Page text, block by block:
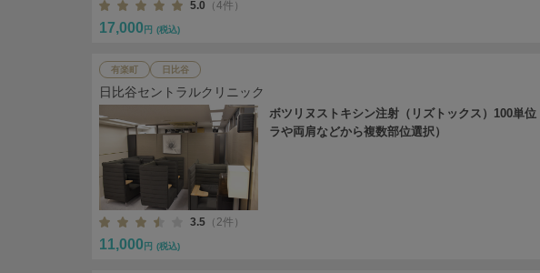
5.0 （4件）
17,000 円 (税込)
有楽町 日比谷
日比谷セントラルクリニック
ボツリヌストキシン注射（リズトックス）100単位
ラや両肩などから複数部位選択）
3.5 （2件）
11,000 円 (税込)